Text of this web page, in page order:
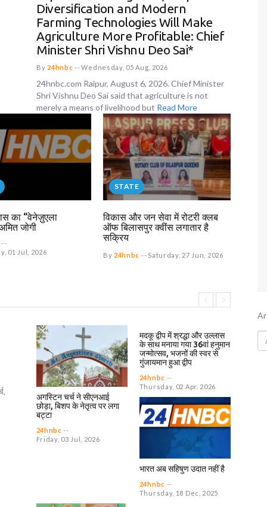
Diversification and Modern
Farming Technologies Will Make
Agriculture More Profitable: Chief
Minister Shri Vishnu Deo Sai*
By 24hnbc --Wednesday, 05 Aug, 2026
24hnbc.com Raipur, August 6, 2026. Chief Minister
Shri Vishnu Deo Sai said that agriculture is not
merely a means of livelihood but Read More
का “वेनेज़ुएला
जोगी
--
01 Jul, 2026
STATE
विकास और जन सेवा में रोटरी क्लब
ऑफ बिलासपुर क्वींस लगातार है
सक्रिय
By 24hnbc -- Saturday, 27 Jun, 2026
अगस्टिन चर्च ने सीएनआई
छोड़ा, बिशप के नेतृत्व पर लगा
बट्टा
24hnbc --
Friday, 03 Jul, 2026
मदकू द्वीप में श्रद्धा और उल्लास
के साथ मनाया गया 36वां हनुमान
जन्मोत्सव, भजनों की स्वर से
गुंजायमान हुआ द्वीप
24hnbc --
Thursday, 02 Apr, 2026
भारत अब सहिषुण उदात नहीं है
24hnbc --
Thursday, 18 Dec, 2025